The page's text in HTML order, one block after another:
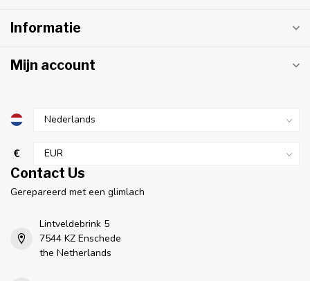
Informatie
Mijn account
€
Contact Us
Gerepareerd met een glimlach
Lintveldebrink 5
7544 KZ Enschede
the Netherlands